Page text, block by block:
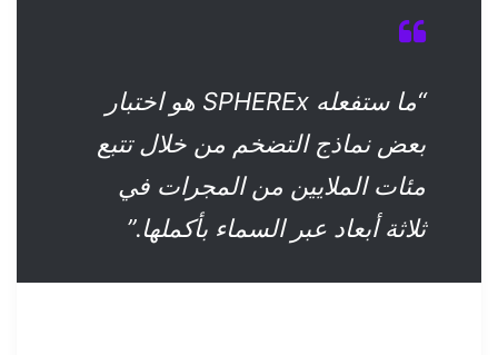
“ما ستفعله SPHEREx هو اختبار
بعض نماذج التضخم من خلال تتبع
مئات الملايين من المجرات في
ثلاثة أبعاد عبر السماء بأكملها.”